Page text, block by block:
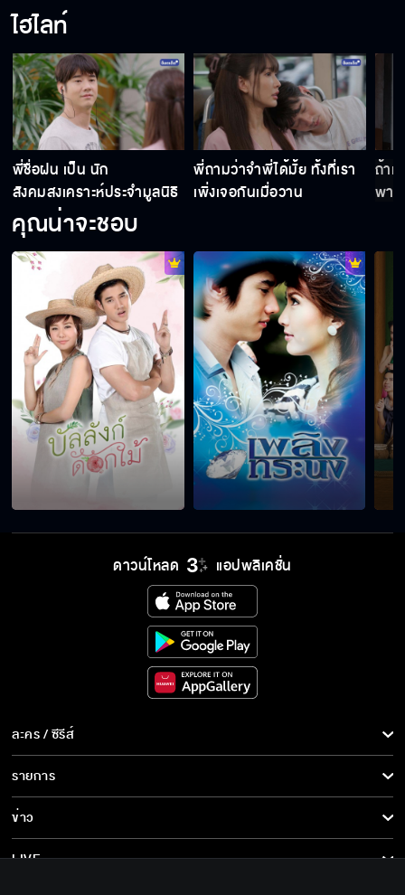
ไฮไลท์
พี่ชื่อฝน เป็น นัก
สังคมสงเคราะห์ประจำมูลนิธิ
พี่ถามว่าจำพี่ได้มั้ย ทั้งที่เรา
เพิ่งเจอกันเมื่อวาน
ถ้าแ
พาแ
คุณน่าจะชอบ
ดาวน์โหลด แอปพลิเคชั่น
ละคร / ซีรีส์
ละคร/ซีรีส์
ซีรีส์นานาชาติ
การ์ตูน & เกม
รายการ
รายการทั้งหมด
ข่าว
ข่าวทั้งหมด
LIVE